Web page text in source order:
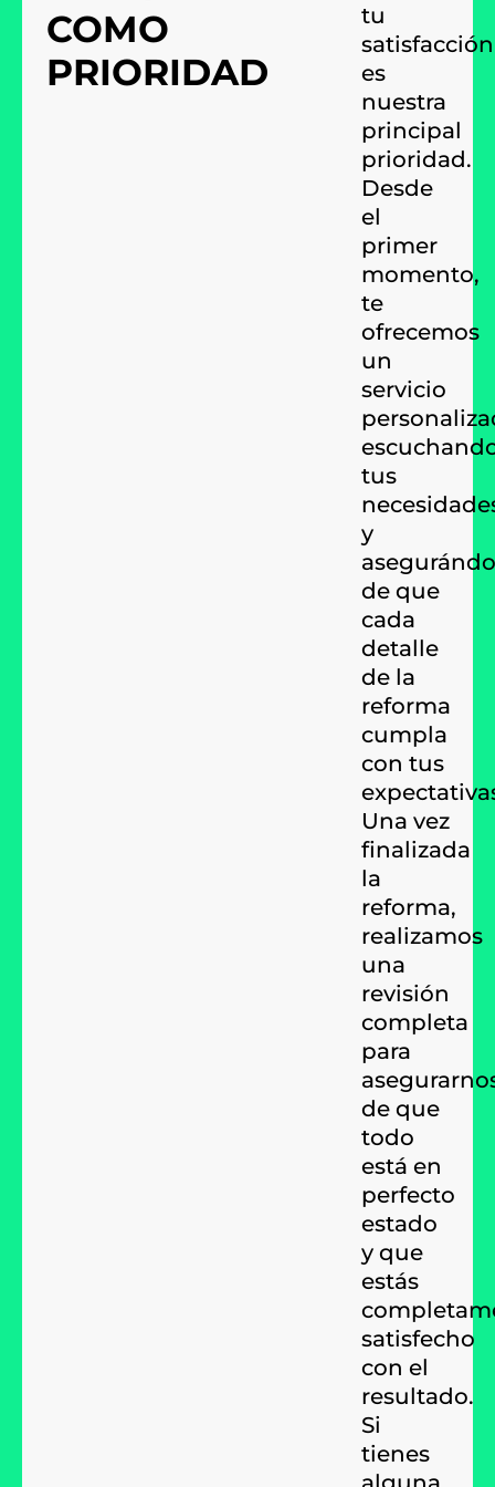
COMO
PRIORIDAD
tu
satisfacción
es
nuestra
principal
prioridad.
Desde
el
primer
momento,
te
ofrecemos
un
servicio
tus
y
de que
cada
detalle
de la
reforma
cumpla
con tus
Una vez
finalizada
la
reforma,
realizamos
una
revisión
completa
para
de que
todo
está en
perfecto
estado
y que
estás
satisfecho
con el
resultado.
Si
tienes
alguna